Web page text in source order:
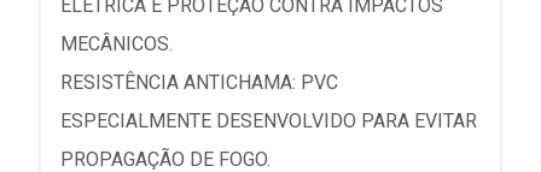
ELÉTRICA E PROTEÇÃO CONTRA IMPACTOS
MECÂNICOS.
RESISTÊNCIA ANTICHAMA: PVC
ESPECIALMENTE DESENVOLVIDO PARA EVITAR
PROPAGAÇÃO DE FOGO.